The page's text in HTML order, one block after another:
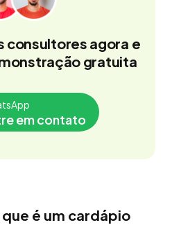
consultores agora e
gratuita
em contato
é um cardápio